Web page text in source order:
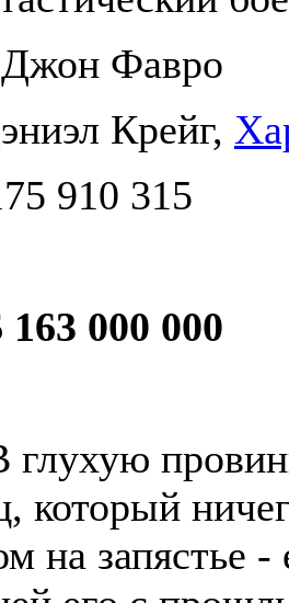
Фавро
Крейг,
910 315
163 000 000
глухую
который
на запястье